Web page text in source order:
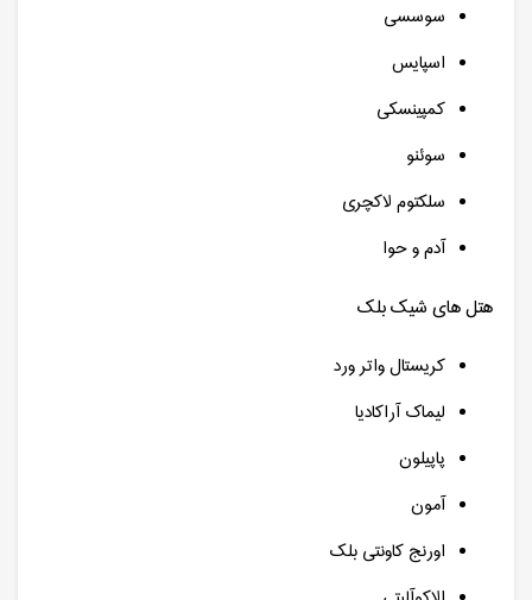
سوسسی
اسپایس
کمپینسکی
سوئنو
سلکتوم لاکچری
آدم و حوا
هتل های شیک بلک
کریستال واتر ورد
لیماک آراکادیا
پاپیلون
آمون
اورنج کاونتی بلک